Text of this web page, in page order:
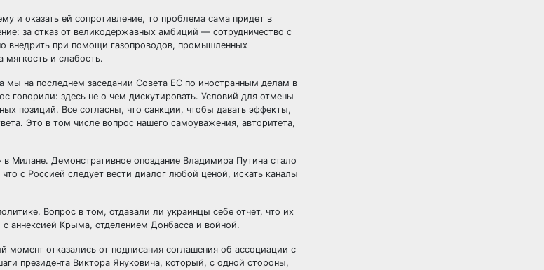
и оказать ей сопротивление, то проблема сама придет в
за отказ от великодержавных амбиций — сотрудничество с
внедрить при помощи газопроводов, промышленных
мягкость и слабость.
мы на последнем заседании Совета ЕС по иностранным делам в
говорили: здесь не о чем дискутировать. Условий для отмены
позиций. Все согласны, что санкции, чтобы давать эффекты,
Это в том числе вопрос нашего самоуважения, авторитета,
Милане. Демонстративное опоздание Владимира Путина стало
с Россией следует вести диалог любой ценой, искать каналы
Вопрос в том, отдавали ли украинцы себе отчет, что их
аннексией Крыма, отделением Донбасса и войной.
отказались от подписания соглашения об ассоциации с
президента Виктора Януковича, который, с одной стороны,